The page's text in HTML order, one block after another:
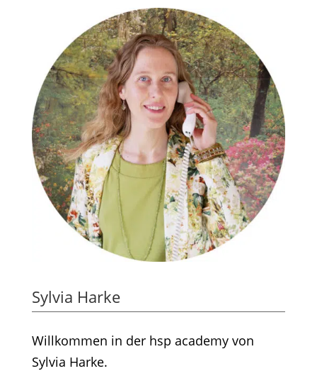
Sylvia Harke
Willkommen in der hsp academy von
Sylvia Harke.